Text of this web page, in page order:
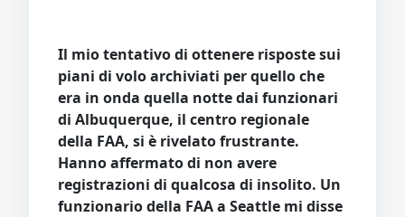
Il mio tentativo di ottenere risposte sui
piani di volo archiviati per quello che
era in onda quella notte dai funzionari
di Albuquerque, il centro regionale
della FAA, si è rivelato frustrante.
Hanno affermato di non avere
registrazioni di qualcosa di insolito. Un
funzionario della FAA a Seattle mi disse